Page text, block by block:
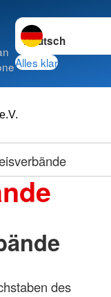
Sprache wechseln
Alles klar
des